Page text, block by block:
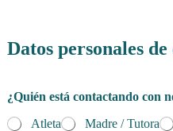
Datos personales
¿Quién está contactando con
Atleta
Madre / Tutora